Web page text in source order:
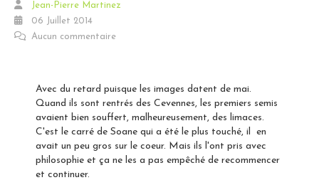
Jean-Pierre Martinez
06 Juillet 2014
Aucun commentaire
Avec du retard puisque les images datent de mai.
Quand ils sont rentrés des Cevennes, les premiers semis
avaient bien souffert, malheureusement, des limaces.
C'est le carré de Soane qui a été le plus touché, il en
avait un peu gros sur le coeur. Mais ils l'ont pris avec
philosophie et ça ne les a pas empêché de recommencer
et continuer.